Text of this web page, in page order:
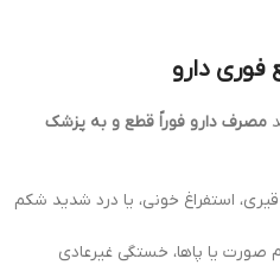
دارو
مصرف دارو فوراً قطع و به پزشک
استفراغ خونی، یا درد شدید شکم
صورت یا پاها، خستگی غیرعادی